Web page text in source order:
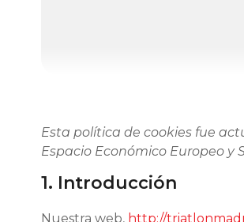
Esta política de cookies fue
Espacio Económico Europeo y
1. Introducción
Nuestra web, http://